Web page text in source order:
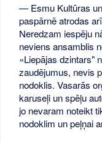
— Esmu Kultūras
paspārnē atrodas
Neredzam iespēju
neviens ansamblis
«Liepājas dzintars"
zaudējumus, nevis
nodoklis. Vasarās
karuseļi un spēļu
jo nevaram noteikt
nodoklim un peļņai